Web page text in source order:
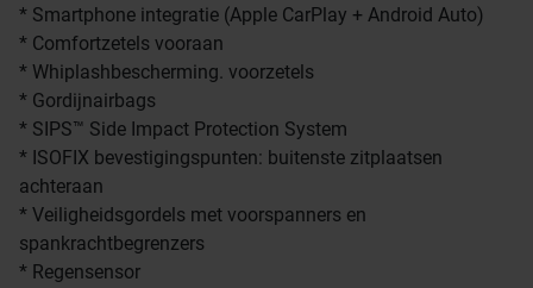
* Smartphone integratie (Apple CarPlay + Android Auto)
* Comfortzetels vooraan
* Whiplashbescherming. voorzetels
* Gordijnairbags
* SIPS™ Side Impact Protection System
* ISOFIX bevestigingspunten: buitenste zitplaatsen
achteraan
* Veiligheidsgordels met voorspanners en
spankrachtbegrenzers
* Regensensor